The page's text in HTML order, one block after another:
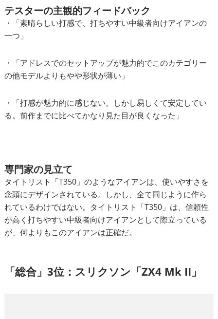
テスターの主観的フィードバック
・「素晴らしい打感で、打ちやすい中級者向けアイアンの
一つ」
・「アドレスでのセットアップが魅力的でこのカテゴリー
の他モデルよりもやや形状が薄い」
・「打感が魅力的に感じない。しかし易しくて安定してい
る。前作までに比べてかなり見た目が良くなった」
専門家の見立て
タイトリスト「T350」のようなアイアンは、使いやすさを
念頭にデザインされている。しかし、全て同じように作ら
れているわけではない。タイトリスト「T350」は、信頼性
が高く打ちやすい中級者向けアイアンとして際立っている
が、何よりもこのアイアンは正確だ。
「総合」3位：スリクソン「ZX4 Mk II」